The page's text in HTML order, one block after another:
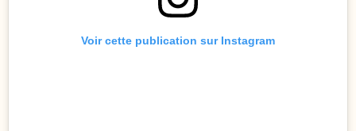
Voir cette publication sur Instagram